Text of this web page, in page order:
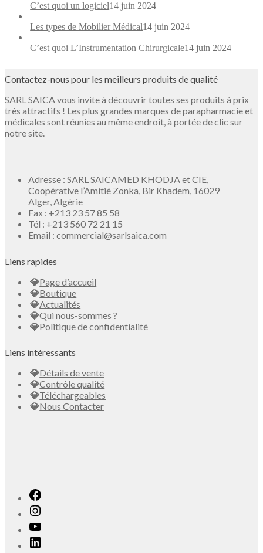
C’est quoi un logiciel14 juin 2024
Les types de Mobilier Médical14 juin 2024
C’est quoi L’Instrumentation Chirurgicale14 juin 2024
Contactez-nous pour les meilleurs produits de qualité
SARL SAICA vous invite à découvrir toutes ses produits à prix
très attractifs ! Les plus grandes marques de parapharmacie et
médicales sont réunies au même endroit, à portée de clic sur
notre site.
Adresse : SARL SAICAMED KHODJA et CIE,
Coopérative l’Amitié Zonka, Bir Khadem, 16029
Alger,Algérie
Fax : +213 23 57 85 58
Tél : +213 560 72 21 15
Email : commercial@sarlsaica.com
Liens rapides
Page d’accueil
Boutique
Actualités
Qui nous-sommes ?
Politique de confidentialité
Liens intéressants
Détails de vente
Contrôle qualité
Téléchargeables
Nous Contacter